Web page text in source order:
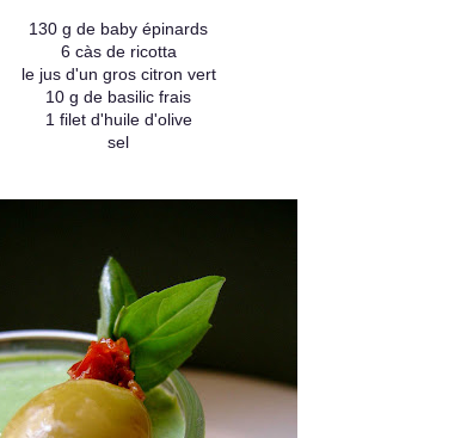
130 g de baby épinards
6 càs de ricotta
le jus d'un gros citron vert
10 g de basilic frais
1 filet d'huile d'olive
sel